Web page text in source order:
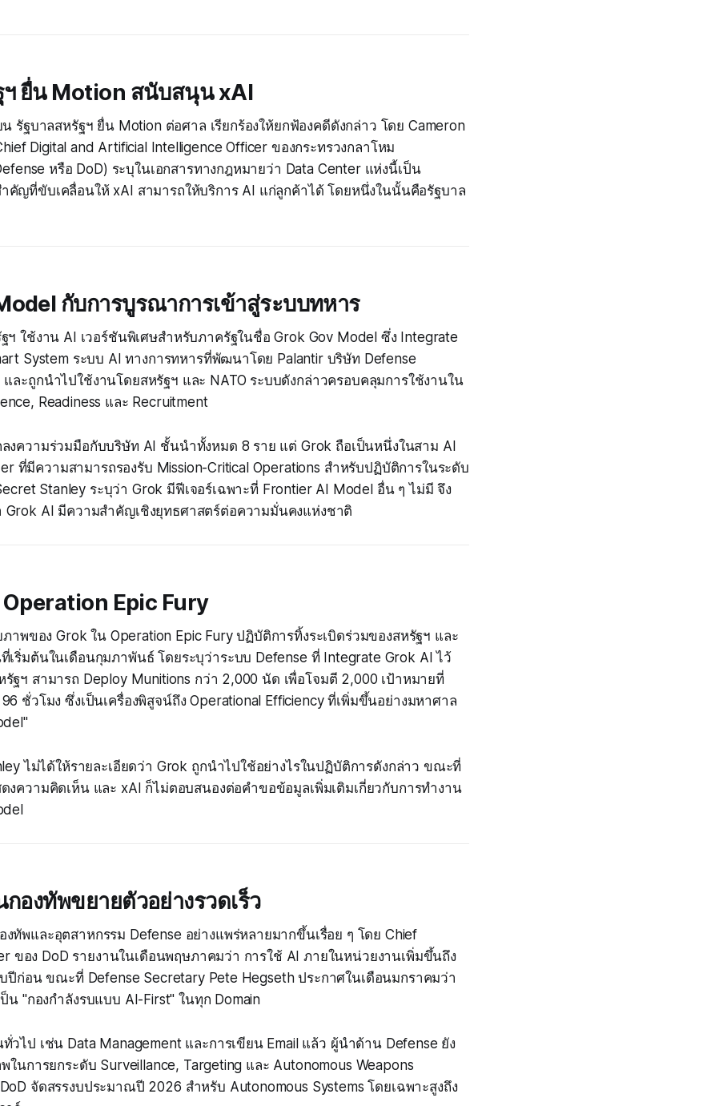
ฯ ยื่น Motion สนับสนุน xAI
รัฐบาลสหรัฐฯ ยื่น Motion ต่อศาล เรียกร้องให้ยกฟ้องคดีดังกล่าว โดย Cameron
Digital and Artificial Intelligence Officer ของกระทรวงกลาโหม
หรือ DoD) ระบุในเอกสารทางกฎหมายว่า Data Center แห่งนี้เป็น
คัญที่ขับเคลื่อนให้ xAI สามารถให้บริการ AI แก่ลูกค้าได้ โดยหนึ่งในนั้นคือรัฐบาล
กับการบูรณาการเข้าสู่ระบบทหาร
ฯ ใช้งาน AI เวอร์ชันพิเศษสำหรับภาครัฐในชื่อ Grok Gov Model ซึ่ง Integrate
System ระบบ AI ทางการทหารที่พัฒนาโดย Palantir บริษัท Defense
ละถูกนำไปใช้งานโดยสหรัฐฯ และ NATO ระบบดังกล่าวครอบคลุมการใช้งานใน
Readiness และ Recruitment
งความร่วมมือกับบริษัท AI ชั้นนำทั้งหมด 8 ราย แต่ Grok ถือเป็นหนึ่งในสาม AI
ที่มีความสามารถรองรับ Mission-Critical Operations สำหรับปฏิบัติการในระดับ
Stanley ระบุว่า Grok มีฟีเจอร์เฉพาะที่ Frontier AI Model อื่น ๆ ไม่มี จึง
Grok AI มีความสำคัญเชิงยุทธศาสตร์ต่อความมั่นคงแห่งชาติ
Operation Epic Fury
ภาพของ Grok ใน Operation Epic Fury ปฏิบัติการทิ้งระเบิดร่วมของสหรัฐฯ และ
เริ่มต้นในเดือนกุมภาพันธ์ โดยระบุว่าระบบ Defense ที่ Integrate Grok AI ไว้
รัฐฯ สามารถ Deploy Munitions กว่า 2,000 นัด เพื่อโจมตี 2,000 เป้าหมายที่
ชั่วโมง ซึ่งเป็นเครื่องพิสูจน์ถึง Operational Efficiency ที่เพิ่มขึ้นอย่างมหาศาล
ไม่ได้ให้รายละเอียดว่า Grok ถูกนำไปใช้อย่างไรในปฏิบัติการดังกล่าว ขณะที่
งความคิดเห็น และ xAI ก็ไม่ตอบสนองต่อคำขอข้อมูลเพิ่มเติมเกี่ยวกับการทำงาน
กองทัพขยายตัวอย่างรวดเร็ว
ทัพและอุตสาหกรรม Defense อย่างแพร่หลายมากขึ้นเรื่อย ๆ โดย Chief
ของ DoD รายงานในเดือนพฤษภาคมว่า การใช้ AI ภายในหน่วยงานเพิ่มขึ้นถึง
บปีก่อน ขณะที่ Defense Secretary Pete Hegseth ประกาศในเดือนมกราคมว่า
น "กองกำลังรบแบบ AI-First" ในทุก Domain
วไป เช่น Data Management และการเขียน Email แล้ว ผู้นำด้าน Defense ยัง
ในการยกระดับ Surveillance, Targeting และ Autonomous Weapons
จัดสรรงบประมาณปี 2026 สำหรับ Autonomous Systems โดยเฉพาะสูงถึง